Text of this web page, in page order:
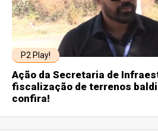
P2 Play!
Ação da Secretaria de
fiscalização de terrenos
confira!